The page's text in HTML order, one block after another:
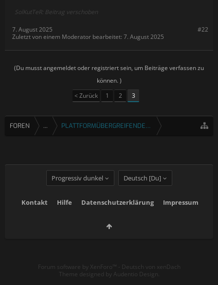
SolKutTeR: Beitrag verschoben
#22
7. August 2025
Zuletzt von einem Moderator bearbeitet: 7. August 2025
(Du musst angemeldet oder registriert sein, um Beiträge verfassen zu
können. )
< Zurück
1 2 3
FOREN ... PLATTFORMÜBERGREIFENDE SPIELE
Progressiv dunkel Deutsch [Du]
Kontakt Hilfe Datenschutzerklärung Impressum
Forum software by XenForo™ - Deutsch von xenDach
Theme designed by Audentio Design.